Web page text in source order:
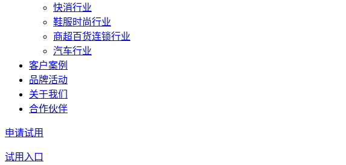
快消行业
鞋服时尚行业
商超百货连锁行业
汽车行业
客户案例
品牌活动
关于我们
合作伙伴
申请试用
试用入口